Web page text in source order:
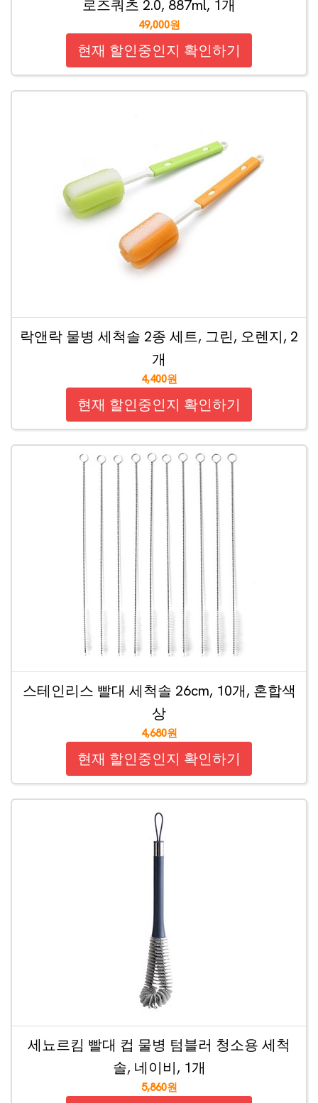
로즈쿼츠 2.0, 887ml, 1개
49,000원
현재 할인중인지 확인하기
락앤락 물병 세척솔 2종 세트, 그린, 오렌지, 2
개
4,400원
현재 할인중인지 확인하기
스테인리스 빨대 세척솔 26cm, 10개, 혼합색
상
4,680원
현재 할인중인지 확인하기
세뇨르킴 빨대 컵 물병 텀블러 청소용 세척
솔, 네이비, 1개
5,860원